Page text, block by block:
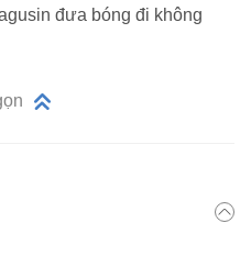
đưa bóng đi không